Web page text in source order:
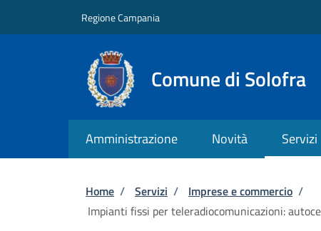
Regione Campania
Comune di Solofra
Amministrazione Novità Servizi
Briciole di pane
Home / Servizi / Imprese e commercio /
Impianti fissi per teleradiocomunicazioni: